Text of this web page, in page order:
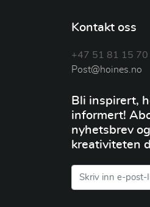
Kontakt oss
+47 51 81 15 70
Post@hoines.no
Bli inspirert,
informert!
nyhetsbrev
kreativiteten